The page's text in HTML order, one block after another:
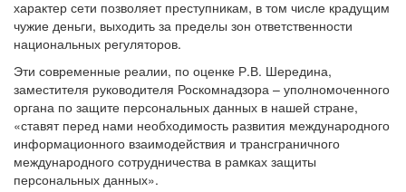
характер сети позволяет преступникам, в том числе крадущим
чужие деньги, выходить за пределы зон ответственности
национальных регуляторов.
Эти современные реалии, по оценке Р.В. Шередина,
заместителя руководителя Роскомнадзора – уполномоченного
органа по защите персональных данных в нашей стране,
«ставят перед нами необходимость развития международного
информационного взаимодействия и трансграничного
международного сотрудничества в рамках защиты
персональных данных».